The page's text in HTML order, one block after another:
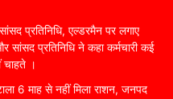
प्रतिनिधि, एल्डरमैन पर लगाए
प्रतिनिधि ने कहा कर्मचारी कई
चाहते ।
6 माह से नहीं मिला राशन, जनपद